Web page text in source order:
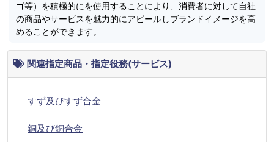
ゴ等）を積極的にを使用することにより、消費者に対して自社
の商品やサービスを魅力的にアピールしブランドイメージを高
めることができます。
関連指定商品・指定役務(サービス)
すず及びすず合金
銅及び銅合金